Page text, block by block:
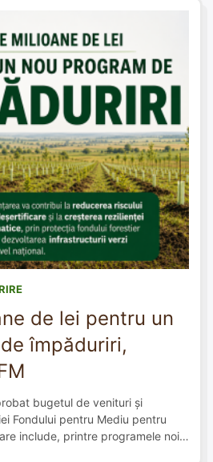
de lei pentru un
împăduriri,
bugetul de venituri și
Fondului pentru Mediu pentru
include, printre programele noi,